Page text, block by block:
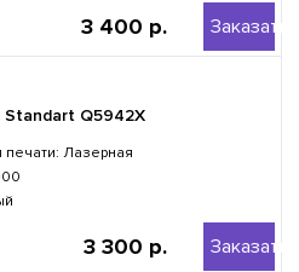
3 400 р. Заказать
Standart Q5942X
печати: Лазерная
3 300 р. Заказать